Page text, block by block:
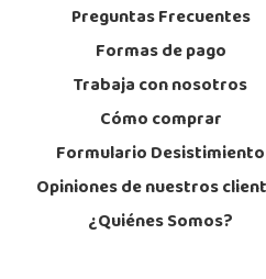
CC As Termas, Av.
982 257 294
Localizar Tienda
Preguntas Frecuentes
Formas de pago
Trabaja con nosotros
Cómo comprar
Formulario Desistimiento
Opiniones de nuestros
¿Quiénes Somos?